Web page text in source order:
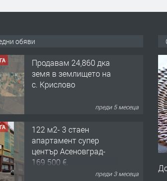
обяви
Продавам 24,860 дка
земя в землището на
с. Крислово
преди 5 месеца
122 м2- 3 стаен
апартамент супер
център Асеновград-
169 500 €.
преди 3 месеца